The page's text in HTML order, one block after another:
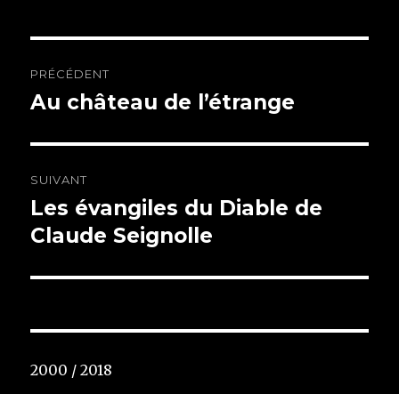
de
PRÉCÉDENT
Article
Au château de l’étrange
SUIVANT
Article
suivant :
Les évangiles du Diable de
Claude Seignolle
2000 / 2018